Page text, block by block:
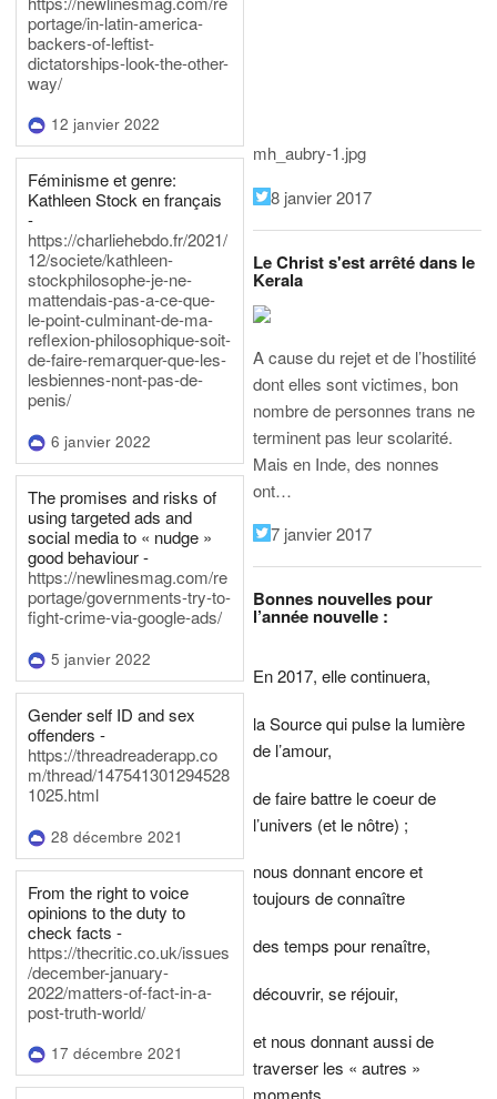
portage/in-latin-america-
backers-of-leftist-
dictatorships-look-the-other-
way/
12 janvier 2022
Féminisme et genre:
Kathleen Stock en français
-
https://charliehebdo.fr/2021/
12/societe/kathleen-
stockphilosophe-je-ne-
mattendais-pas-a-ce-que-
le-point-culminant-de-ma-
reflexion-philosophique-soit-
de-faire-remarquer-que-les-
lesbiennes-nont-pas-de-
penis/
6 janvier 2022
The promises and risks of
using targeted ads and
social media to « nudge »
good behaviour -
https://newlinesmag.com/re
portage/governments-try-to-
fight-crime-via-google-ads/
5 janvier 2022
Gender self ID and sex
offenders -
https://threadreaderapp.co
m/thread/147541301294528
1025.html
28 décembre 2021
From the right to voice
opinions to the duty to
check facts -
https://thecritic.co.uk/issues
/december-january-
2022/matters-of-fact-in-a-
post-truth-world/
17 décembre 2021
mh_aubry-1.jpg
8 janvier 2017
Le Christ s'est arrêté dans le
Kerala
A cause du rejet et de l’hostilité
dont elles sont victimes, bon
nombre de personnes trans ne
terminent pas leur scolarité.
Mais en Inde, des nonnes
ont…
7 janvier 2017
Bonnes nouvelles pour
l’année nouvelle :
En 2017, elle continuera,
la Source qui pulse la lumière
de l’amour,
de faire battre le coeur de
l’univers (et le nôtre) ;
nous donnant encore et
toujours de connaître
des temps pour renaître,
découvrir, se réjouir,
et nous donnant aussi de
traverser les « autres »
moments.